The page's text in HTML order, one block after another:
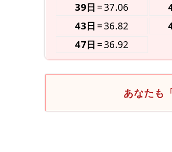
39日
37.06
43日
36.82
47日
36.92
あなたも